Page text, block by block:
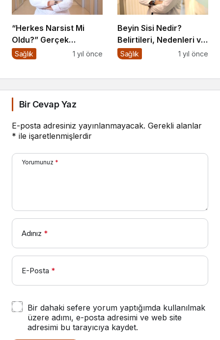
“Herkes Narsist Mi
Oldu?” Gerçek
Narsisizm Nedir?
Sağlık 1 yıl önce
Beyin Sisi Nedir?
Belirtileri, Nedenleri ve
Korunma Yolları
Sağlık 1 yıl önce
Bir Cevap Yaz
E-posta adresiniz yayınlanmayacak. Gerekli alanlar
* ile işaretlenmişlerdir
Yorumunuz *
Adınız *
E-Posta *
Bir dahaki sefere yorum yaptığımda kullanılmak
üzere adımı, e-posta adresimi ve web site
adresimi bu tarayıcıya kaydet.